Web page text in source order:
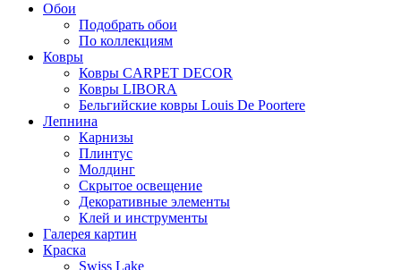
Обои
Подобрать обои
По коллекциям
Ковры
Ковры CARPET DECOR
Ковры LIBORA
Бельгийские ковры Louis De Poortere
Лепнина
Карнизы
Плинтус
Молдинг
Скрытое освещение
Декоративные элементы
Клей и инструменты
Галерея картин
Краска
Swiss Lake